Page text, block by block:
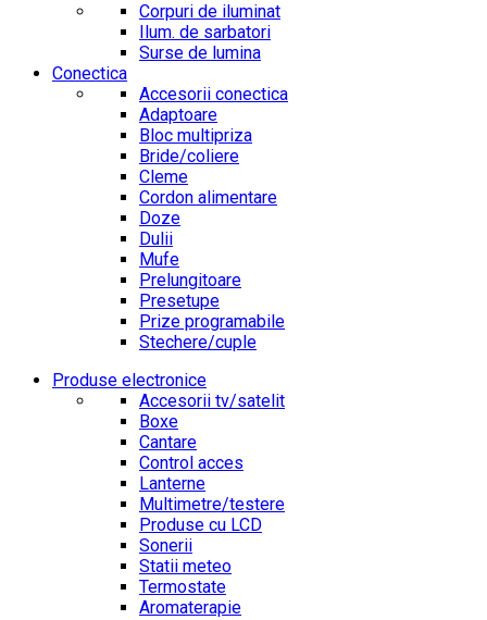
Corpuri de iluminat
Ilum. de sarbatori
Surse de lumina
Conectica
Accesorii conectica
Adaptoare
Bloc multipriza
Bride/coliere
Cleme
Cordon alimentare
Doze
Dulii
Mufe
Prelungitoare
Presetupe
Prize programabile
Stechere/cuple
Produse electronice
Accesorii tv/satelit
Boxe
Cantare
Control acces
Lanterne
Multimetre/testere
Produse cu LCD
Sonerii
Statii meteo
Termostate
Aromaterapie